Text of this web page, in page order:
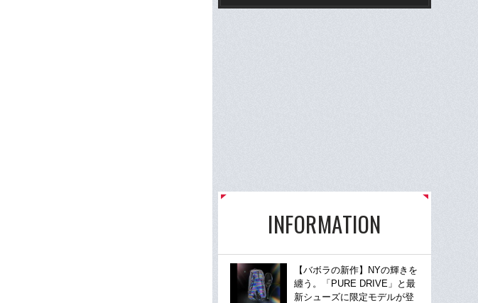
INFORMATION
【バボラの新作】NYの輝きを
纏う。「PURE DRIVE」と最
新シューズに限定モデルが登